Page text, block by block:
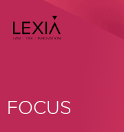
FOCUS